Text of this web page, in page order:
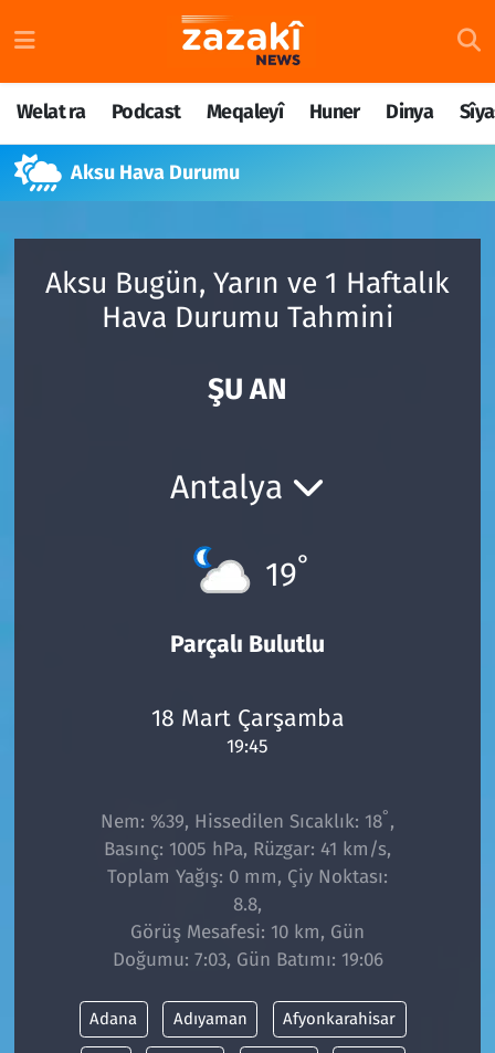
Welat ra Podcast Meqaleyî Huner Dinya
Aksu Hava Durumu
Aksu Bugün, Yarın ve 1 Haftalık
Hava Durumu Tahmini
ŞU AN
Antalya
19°
Parçalı Bulutlu
18 Mart Çarşamba
19:45
Nem: %39, Hissedilen Sıcaklık: 18° ,
Basınç: 1005 hPa, Rüzgar: 41 km/s,
Toplam Yağış: 0 mm, Çiy Noktası:
8.8,
Görüş Mesafesi: 10 km, Gün
Doğumu: 7:03, Gün Batımı: 19:06
Adana Adıyaman Afyonkarahisar
Welat ra
Podcast
Meqaleyî
Dinya
Nöbetçi Eczaneler
Hava Durumu
Namaz Vakitleri
Süper Lig Puan Durumu ve Fikstür